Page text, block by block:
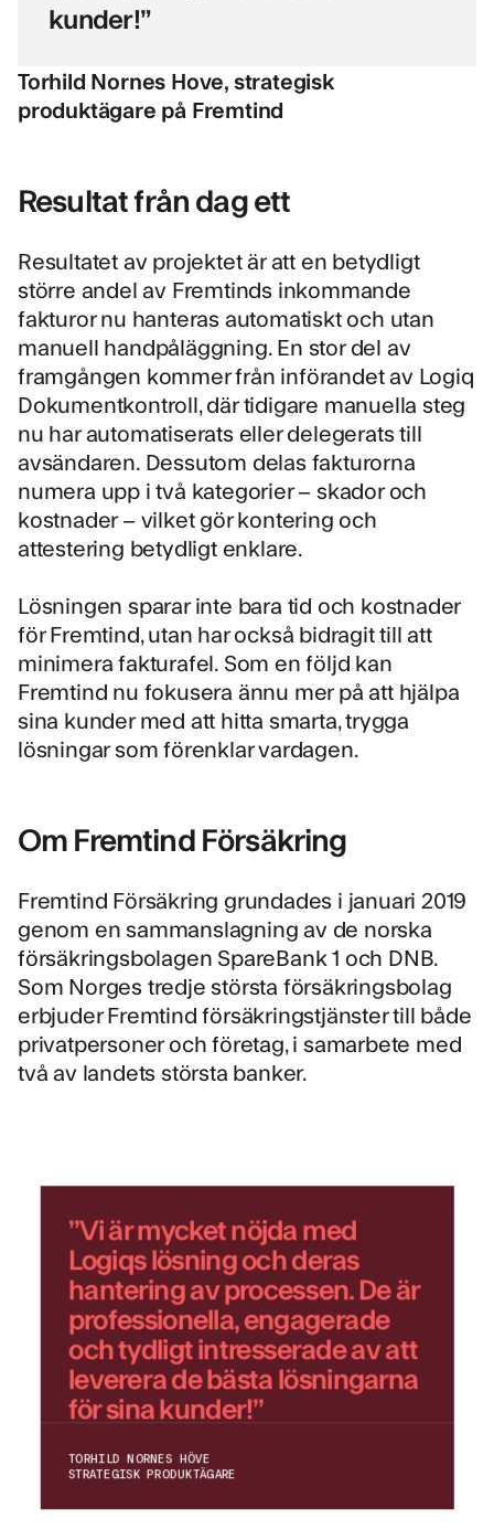
kunder!”
Torhild Nornes Hove, strategisk
produktägare på Fremtind
Resultat från dag ett
Resultatet av projektet är att en betydligt
större andel av Fremtinds inkommande
fakturor nu hanteras automatiskt och utan
manuell handpåläggning. En stor del av
framgången kommer från införandet av Logiq
Dokumentkontroll, där tidigare manuella steg
nu har automatiserats eller delegerats till
avsändaren. Dessutom delas fakturorna
numera upp i två kategorier – skador och
kostnader – vilket gör kontering och
attestering betydligt enklare.
Lösningen sparar inte bara tid och kostnader
för Fremtind, utan har också bidragit till att
minimera fakturafel. Som en följd kan
Fremtind nu fokusera ännu mer på att hjälpa
sina kunder med att hitta smarta, trygga
lösningar som förenklar vardagen.
Om Fremtind Försäkring
Fremtind Försäkring grundades i januari 2019
genom en sammanslagning av de norska
försäkringsbolagen SpareBank 1 och DNB.
Som Norges tredje största försäkringsbolag
erbjuder Fremtind försäkringstjänster till både
privatpersoner och företag, i samarbete med
två av landets största banker.
”Vi är mycket nöjda med
Logiqs lösning och deras
hantering av processen. De är
professionella, engagerade
och tydligt intresserade av att
leverera de bästa lösningarna
för sina kunder!”
TORHILD NORNES HÖVE
STRATEGISK PRODUKTÄGARE